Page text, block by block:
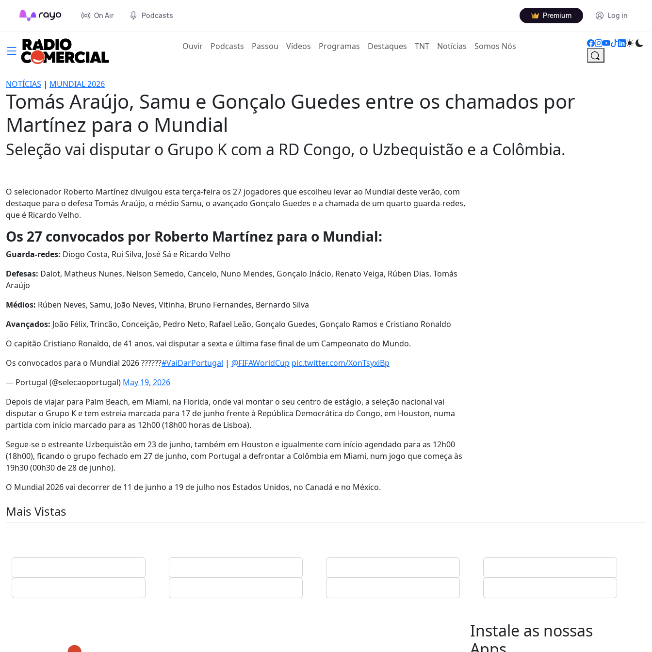
On Air Podcasts Premium Log in
Ouvir(current)
Podcasts Passou Vídeos Programas Destaques TNT Notícias Somos Nós
NOTÍCIAS | MUNDIAL 2026
Tomás Araújo, Samu e Gonçalo Guedes entre os chamados por
Martínez para o Mundial
Seleção vai disputar o Grupo K com a RD Congo, o Uzbequistão e a Colômbia.
O selecionador Roberto Martínez divulgou esta terça-feira os 27 jogadores que escolheu levar ao Mundial deste verão, com
destaque para o defesa Tomás Araújo, o médio Samu, o avançado Gonçalo Guedes e a chamada de um quarto guarda-redes,
que é Ricardo Velho.
Os 27 convocados por Roberto Martínez para o Mundial:
Guarda-redes: Diogo Costa, Rui Silva, José Sá e Ricardo Velho
Defesas: Dalot, Matheus Nunes, Nelson Semedo, Cancelo, Nuno Mendes, Gonçalo Inácio, Renato Veiga, Rúben Dias, Tomás
Araújo
Médios: Rúben Neves, Samu, João Neves, Vitinha, Bruno Fernandes, Bernardo Silva
Avançados: João Félix, Trincão, Conceição, Pedro Neto, Rafael Leão, Gonçalo Guedes, Gonçalo Ramos e Cristiano Ronaldo
O capitão Cristiano Ronaldo, de 41 anos, vai disputar a sexta e última fase final de um Campeonato do Mundo.
Os convocados para o Mundial 2026 ??????#VaiDarPortugal | @FIFAWorldCup pic.twitter.com/XonTsyxiBp
— Portugal (@selecaoportugal) May 19, 2026
Depois de viajar para Palm Beach, em Miami, na Florida, onde vai montar o seu centro de estágio, a seleção nacional vai
disputar o Grupo K e tem estreia marcada para 17 de junho frente à República Democrática do Congo, em Houston, numa
partida com início marcado para as 12h00 (18h00 horas de Lisboa).
Segue-se o estreante Uzbequistão em 23 de junho, também em Houston e igualmente com início agendado para as 12h00
(18h00), ficando o grupo fechado em 27 de junho, com Portugal a defrontar a Colômbia em Miami, num jogo que começa às
19h30 (00h30 de 28 de junho).
O Mundial 2026 vai decorrer de 11 de junho a 19 de julho nos Estados Unidos, no Canadá e no México.
Mais Vistas
Instale as nossas